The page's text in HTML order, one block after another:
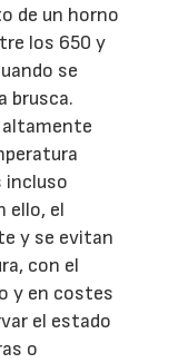
de un horno
los 650 y
se
brusca.
altamente
incluso
ello, el
y se evitan
con el
y en costes
el estado
o